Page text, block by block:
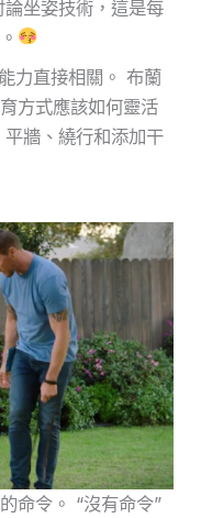
坐姿技術，這是每
力直接相關。 布蘭
方式應該如何靈活
牆、繞行和添加干
命令。 “沒有命令”